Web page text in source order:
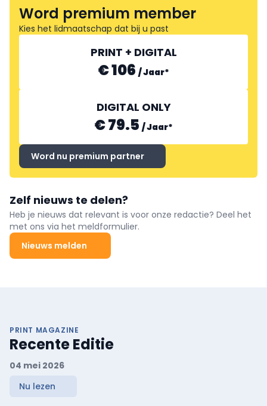
Word premium member
Kies het lidmaatschap dat bij u past
PRINT + DIGITAL
€ 106 /Jaar*
DIGITAL ONLY
€ 79.5 /Jaar*
Word nu premium partner
Zelf nieuws te delen?
Heb je nieuws dat relevant is voor onze redactie? Deel het
met ons via het meldformulier.
Nieuws melden
PRINT MAGAZINE
Recente Editie
04 mei 2026
Nu lezen